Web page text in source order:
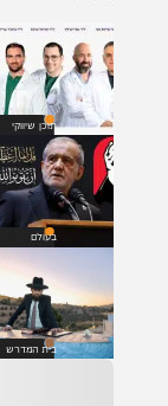
'חץ'.
16:07
דובר צה"ל:
הטרור
ממוקדות במרחב
גופה נפלטה לחוף
משטרה שהוזעקו
בפעולות לזיהוי
תוכן שיווקי
בעולם